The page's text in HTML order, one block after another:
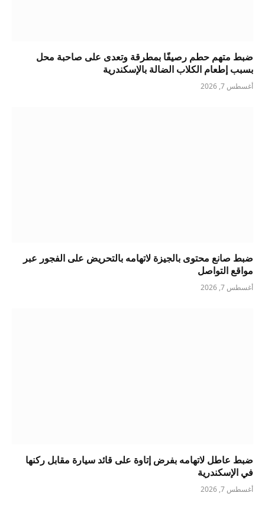
ضبط متهم حطم رصيفًا بمطرقة وتعدى على صاحبة محل
بسبب إطعام الكلاب الضالة بالإسكندرية
أغسطس 7, 2026
ضبط صانع محتوى بالجيزة لاتهامه بالتحريض على الفجور عبر
مواقع التواصل
أغسطس 7, 2026
ضبط عاطل لاتهامه بفرض إتاوة على قائد سيارة مقابل ركنها
في الإسكندرية
أغسطس 7, 2026